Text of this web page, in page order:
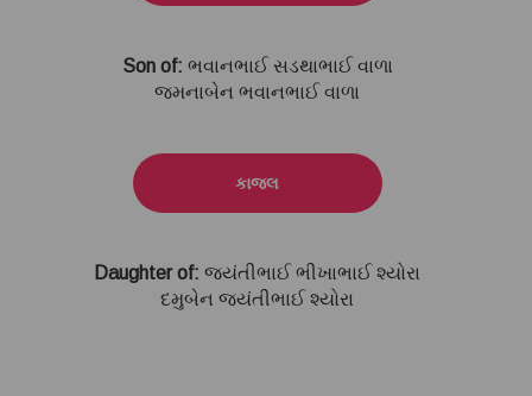
Son of: ભવાનભાઈ સડથાભાઈ વાળા
જમનાબેન ભવાનભાઈ વાળા
કાજલ
Daughter of: જયંતીભાઈ ભીખાભાઈ શ્યોરા
દમુબેન જયંતીભાઈ શ્યોરા